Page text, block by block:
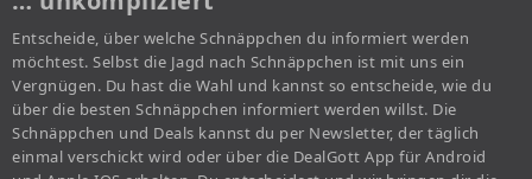
Entscheide, über welche Schnäppchen du informiert werden
möchtest. Selbst die Jagd nach Schnäppchen ist mit uns ein
Vergnügen. Du hast die Wahl und kannst so entscheide, wie du
über die besten Schnäppchen informiert werden willst. Die
Schnäppchen und Deals kannst du per Newsletter, der täglich
einmal verschickt wird oder über die DealGott App für Android